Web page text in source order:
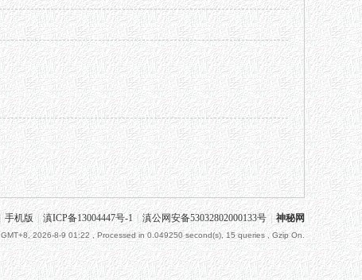
手机版 滇ICP备13004447号-1 | 滇公网安备53032802000133号 神秘网
GMT+8, 2026-8-9 01:22 , Processed in 0.049250 second(s), 15 queries , Gzip On.